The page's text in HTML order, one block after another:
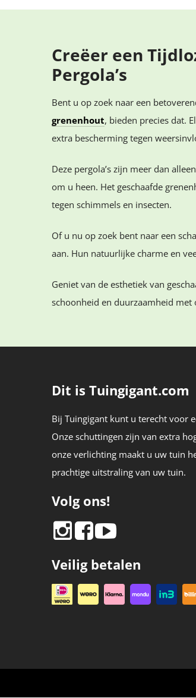
Creëer een
Pergola’s
Bent u op zoek naar een
grenenhout, bieden precies dat.
extra bescherming tegen
Deze pergola’s zijn meer dan
om u heen. Het geschaafde
tegen schimmels en insecten.
Of u nu op zoek bent naar een
aan. Hun natuurlijke charme en
Geniet van de esthetiek van
schoonheid en duurzaamheid met
Dit is Tuingigant.com
Bij Tuingigant kunt u terecht voor
Onze schuttingen zijn van extra
onze verlichting maakt u uw tuin
prachtige uitstraling van uw tuin.
Volg ons!
Veilig betalen